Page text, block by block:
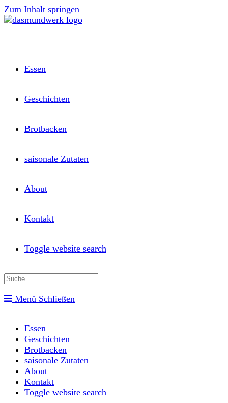
Zum Inhalt springen
Essen
Geschichten
Brotbacken
saisonale Zutaten
About
Kontakt
Toggle website search
Menü Schließen
Essen
Geschichten
Brotbacken
saisonale Zutaten
About
Kontakt
Toggle website search